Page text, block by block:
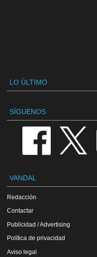
LO ÚLTIMO
SÍGUENOS
VANDAL
Redacción
Contactar
Publicidad / Advertising
Política de privacidad
Aviso legal